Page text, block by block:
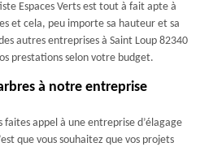
Espaces Verts est tout à fait apte à
et cela, peu importe sa hauteur et sa
autres entreprises à Saint Loup 82340
prestations selon votre budget.
à notre entreprise
faites appel à une entreprise d’élagage
que vous souhaitez que vos projets